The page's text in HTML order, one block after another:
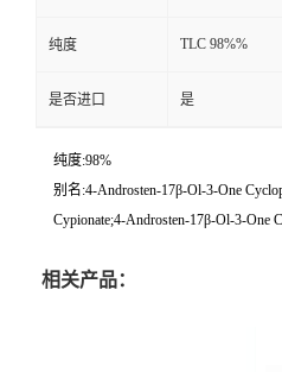
纯度 TLC 98%%
是否进口 是
纯度:98%
别名:4-Androsten-17β-Ol-3-One
Cypionate;4-Androsten-17β-Ol-3-One
相关产品：